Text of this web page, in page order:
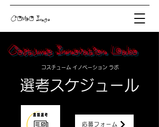
COMO Inc.
​Costume Innovation Labo
コスチューム イノベーション ラボ
選考スケジュール
応募フォーム